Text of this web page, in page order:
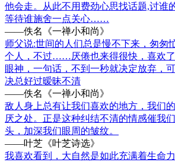
他会走。从此不用费劲心思找话题,讨谁
等待谁施舍一点关心……
——佚名《一禅小和尚》
师父说:世间的人们总是慢不下来，匆匆
个人，不过……厌倦也来得很快，喜欢
眼神，一句话，不到一秒就决定放弃，
决总好过暧昧不清
——佚名《一禅小和尚》
敌人身上总有让我们喜欢的地方，我们
厌之处。正是这种纠结不清的情感催我
头，加深我们眼周的皱纹。
——叶芝《叶芝诗选》
我喜欢看到，大自然是如此充满着生命